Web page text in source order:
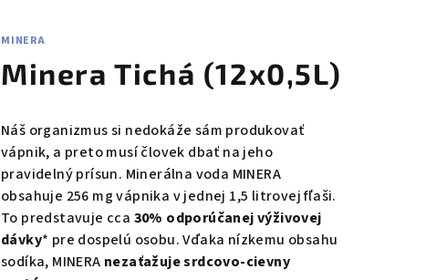
MINERA
Minera Tichá (12x0,5L)
Náš organizmus si nedokáže sám produkovať
vápnik, a preto musí človek dbať na jeho
pravidelný prísun. Minerálna voda MINERA
obsahuje 256 mg vápnika v jednej 1,5 litrovej fľaši.
To predstavuje cca 30% odporúčanej výživovej
dávky* pre dospelú osobu. Vďaka nízkemu obsahu
sodíka, MINERA nezaťažuje srdcovo-cievny